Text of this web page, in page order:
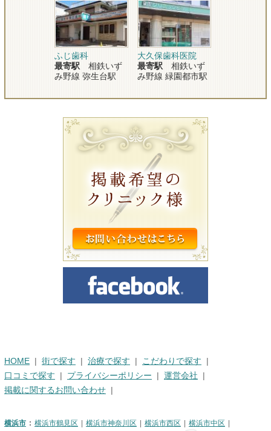
ふじ歯科
最寄駅 相鉄いず
み野線 弥生台駅
大久保歯科医院
最寄駅 相鉄いず
み野線 緑園都市駅
HOME 街で探す 治療で探す
こだわりで探す
口コミで探す
プライバシーポリシー
運営会社
掲載に関するお問い合わせ
横浜市 横浜市鶴見区 横浜市神奈川区 横浜市西区 横浜市中区